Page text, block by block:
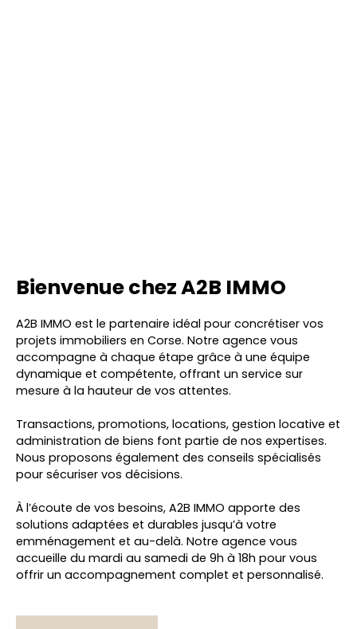
Bienvenue chez A2B IMMO
A2B IMMO est le partenaire idéal pour concrétiser vos
projets immobiliers en Corse. Notre agence vous
accompagne à chaque étape grâce à une équipe
dynamique et compétente, offrant un service sur
mesure à la hauteur de vos attentes.
Transactions, promotions, locations, gestion locative et
administration de biens font partie de nos expertises.
Nous proposons également des conseils spécialisés
pour sécuriser vos décisions.
À l’écoute de vos besoins, A2B IMMO apporte des
solutions adaptées et durables jusqu’à votre
emménagement et au-delà. Notre agence vous
accueille du mardi au samedi de 9h à 18h pour vous
offrir un accompagnement complet et personnalisé.